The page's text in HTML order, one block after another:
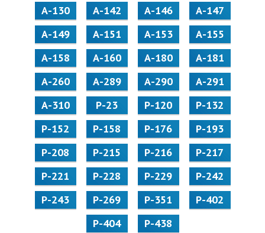
А-130
А-142 А-146
А-147
А-149
А-151 А-153
А-155
А-158
А-160 А-180
А-181
А-260
А-289 А-290
А-291
А-310
Р-23 Р-120
Р-132
Р-152
Р-158 Р-176
Р-193
Р-208
Р-215 Р-216
Р-217
Р-221
Р-228 Р-229
Р-242
Р-243
Р-269 Р-351
Р-402
Р-404
Р-438